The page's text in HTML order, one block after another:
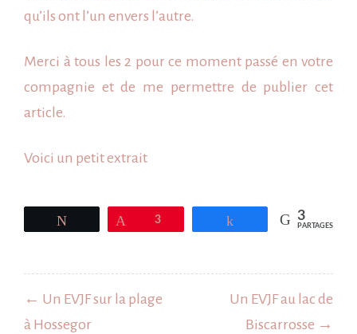
qu’ils ont l’un envers l’autre.
Merci à tous les 2 pour ce moment passé en votre
compagnie et de me permettre de publier cet
article.
Voici un petit extrait
Tweetez Épingle
3 Partagez 3
PARTAGES
de
l’article
← Un EVJF sur la plage
à Hossegor
Un EVJF au lac de
Biscarrosse →